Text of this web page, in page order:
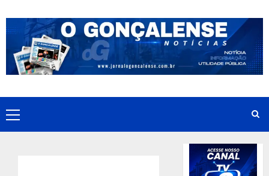
to
content
Primary
Menu